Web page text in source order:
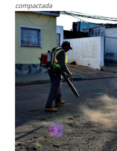
compactada